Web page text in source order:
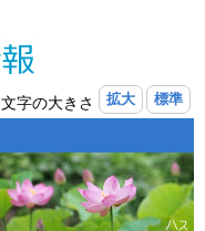
文字の大きさ 拡大 標準